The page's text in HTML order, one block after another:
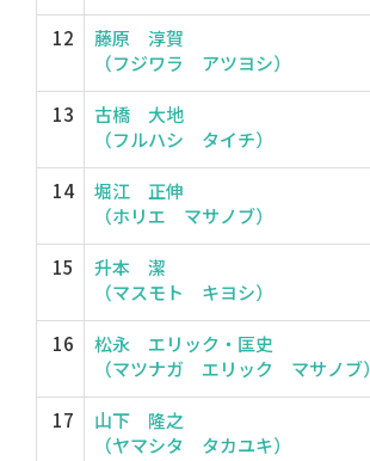
12
藤原 淳賀
（フジワラ アツヨシ）
13
古橋 大地
（フルハシ タイチ）
14
堀江 正伸
（ホリエ マサノブ）
15
升本 潔
（マスモト キヨシ）
16
松永 エリック・匡史
（マツナガ エリック マサノブ）
17
山下 隆之
（ヤマシタ タカユキ）